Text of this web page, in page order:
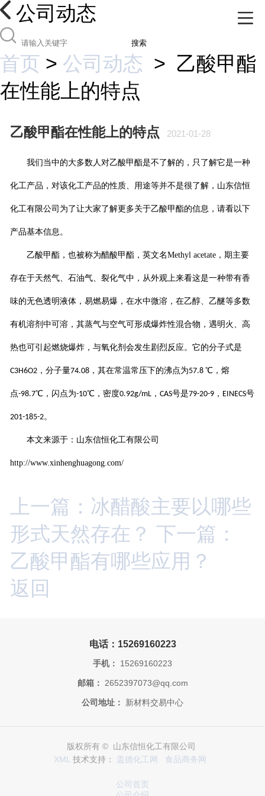
公司动态
搜索
首页 > 公司动态 > 乙酸甲酯
在性能上的特点
乙酸甲酯在性能上的特点 2021-01-28
我们当中的大多数人对乙酸甲酯是不了解的，只了解它是一种
化工产品，对该化工产品的性质、用途等并不是很了解，山东信恒
化工有限公司为了让大家了解更多关于乙酸甲酯的信息，请看以下
产品基本信息。
乙酸甲酯，也被称为醋酸甲酯，英文名Methyl acetate，期主要
存在于天然气、石油气、裂化气中，从外观上来看这是一种带有香
味的无色透明液体，易燃易爆，在水中微溶，在乙醇、乙醚等多数
有机溶剂中可溶，其蒸气与空气可形成爆炸性混合物，遇明火、高
热也可引起燃烧爆炸，与氧化剂会发生剧烈反应。它的分子式是
C3H6O2，分子量74.08，其在常温常压下的沸点为57.8 ℃，熔
点-98.7℃，闪点为-10℃，密度0.92g/mL ， CAS号是79-20-9， EINECS号
201-185-2。
本文来源于：山东信恒化工有限公司
http://www.xinhenghuagong.com/
上一篇：冰醋酸主要以哪些
形式天然存在？ 下一篇：
乙酸甲酯有哪些应用？
返回
电话：15269160223
手机： 15269160223
邮箱： 2652397073@qq.com
公司地址： 新材料交易中心
版权所有 © 山东信恒化工有限公司
XML 技术支持： 盖德化工网 食品商务网
公司首页